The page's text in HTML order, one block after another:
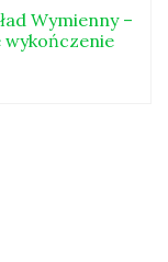
Wymienny –
wykończenie